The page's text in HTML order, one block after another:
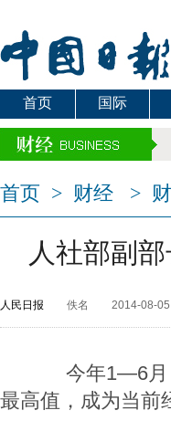
首页 国际
首页 > 财经 >
人社部副
人民日报 佚名 2014-08-
今年1—6月，
最高值，成为当前